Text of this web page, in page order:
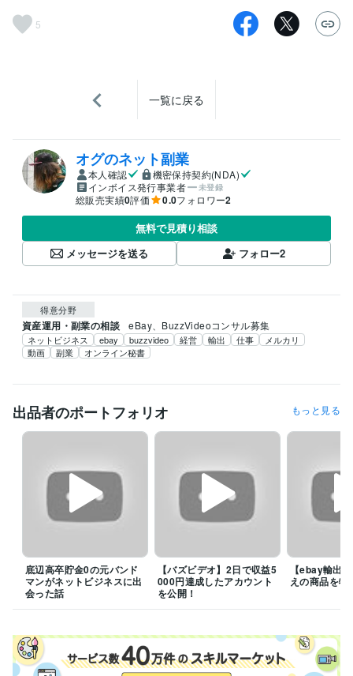
5
一覧に戻る
オグのネット副業
本人確認
機密保持契約(NDA)
インボイス発行事業者
未登録
総販売実績0評価 0.0フォロワー2
無料で見積り相談
メッセージを送る
フォロー2
得意分野
資産運用・副業の相談 eBay、BuzzVideoコンサル募集
ネットビジネス ebay buzzvideo 経営 輸出 仕事
メルカリ
動画
副業 オンライン秘書
出品者のポートフォリオ もっと見る
底辺高卒貯金0の元バンド
マンがネットビジネスに出
会った話
【バズビデオ】2日で収益5
000円達成したアカウント
を公開！
【ebay輸出
えの商品を特